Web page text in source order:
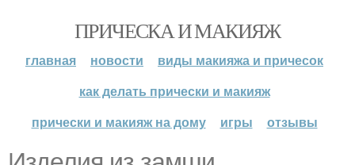
ПРИЧЕСКА И МАКИЯЖ
главная новости
виды макияжа и причесок
как делать прически и макияж
прически и макияж на дому
игры отзывы